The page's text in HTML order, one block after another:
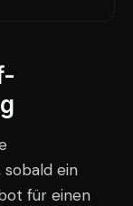
ein
für einen